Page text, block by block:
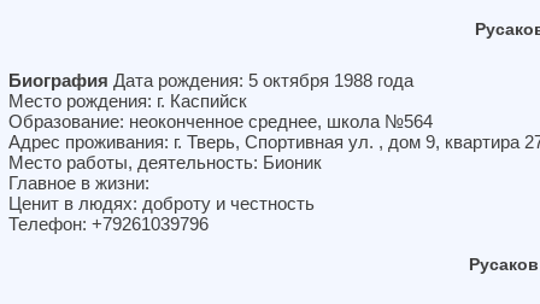
Биография Дата рождения: 5 октября 1988 года
Место рождения: г. Каспийск
Образование: неоконченное среднее, школа №564
Адрес проживания: г. Тверь, Спортивная ул. , дом 9, квартира
Место работы, деятельность: Бионик
Главное в жизни:
Ценит в людях: доброту и честность
Телефон: +79261039796